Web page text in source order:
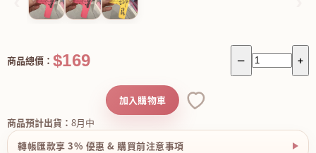
－ +
商品總價： $169
商品預計出貨： 8月中
加入購物車
轉帳匯款享 3% 優惠 & 購買前注意事項